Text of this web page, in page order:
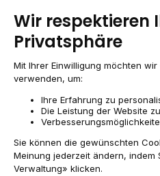
Rechtliche Hinweise
Allgemeine
Personenbezogener daten
Webseite der
CH-
© 2009-2026